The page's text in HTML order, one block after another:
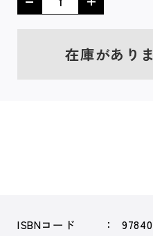
在庫があり
ISBNコード